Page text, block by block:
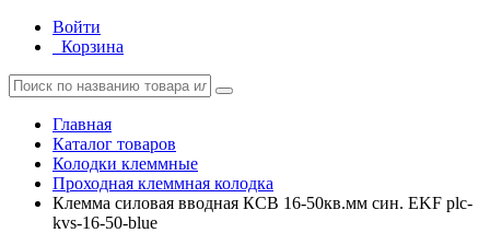
Войти
Корзина
Главная
Каталог товаров
Колодки клеммные
Проходная клеммная колодка
Клемма силовая вводная КСВ 16-50кв.мм син. EKF plc-
kvs-16-50-blue